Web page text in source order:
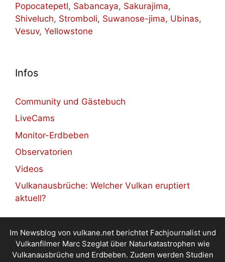
Popocatepetl, Sabancaya, Sakurajima,
Shiveluch, Stromboli, Suwanose-jima, Ubinas,
Vesuv, Yellowstone
Infos
Community und Gästebuch
LiveCams
Monitor-Erdbeben
Observatorien
Videos
Vulkanausbrüche: Welcher Vulkan eruptiert
aktuell?
Im Newsblog von vulkane.net berichtet Fachjournalist und
Vulkanfilmer Marc Szeglat über Naturkatastrophen wie
Vulkanausbrüche und Erdbeben. Zudem werden Studien